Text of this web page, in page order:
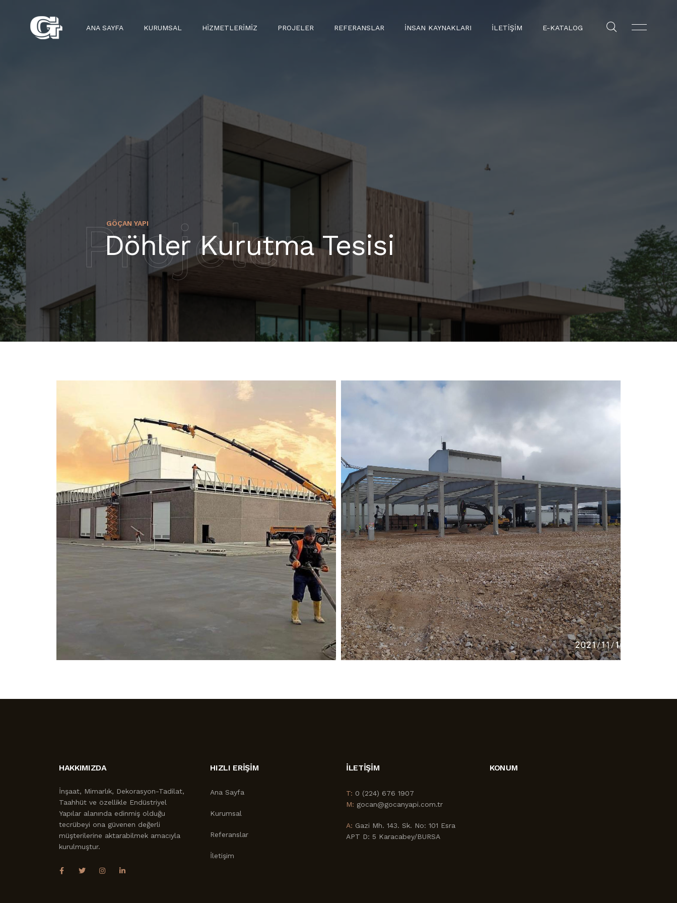
ANA SAYFA KURUMSAL HIZMETLERIMIZ PROJELER REFERANSLAR İNSAN KAYNAKLARI İLETIŞIM E-KATALOG
GÖÇAN YAPI
Projeler
Döhler Kurutma Tesisi
HAKKIMIZDA
İnşaat, Mimarlık, Dekorasyon-Tadilat,
Taahhüt ve özellikle Endüstriyel
Yapılar alanında edinmiş olduğu
tecrübeyi ona güvenen değerli
müşterilerine aktarabilmek amacıyla
kurulmuştur.
HIZLI ERİŞİM
Ana Sayfa
Kurumsal
Referanslar
İletişim
İLETİŞİM
T: 0 (224) 676 1907
M: gocan@gocanyapi.com.tr
A: Gazi Mh. 143. Sk. No: 101 Esra
APT D: 5 Karacabey/BURSA
KONUM